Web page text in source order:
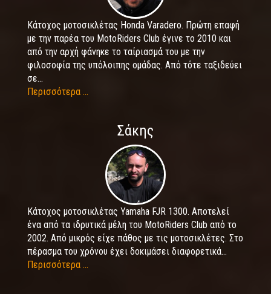
Κάτοχος μοτοσικλέτας Honda Varadero. Πρώτη επαφή
με την παρέα του MotoRiders Club έγινε το 2010 και
από την αρχή φάνηκε το ταίριασμά του με την
φιλοσοφία της υπόλοιπης ομάδας. Από τότε ταξιδεύει
σε...
Περισσότερα ...
Σάκης
Κάτοχος μοτοσικλέτας Yamaha FJR 1300. Αποτελεί
ένα από τα ιδρυτικά μέλη του MotoRiders Club από το
2002. Από μικρός είχε πάθος με τις μοτοσικλέτες. Στο
πέρασμα του χρόνου έχει δοκιμάσει διαφορετικά...
Περισσότερα ...